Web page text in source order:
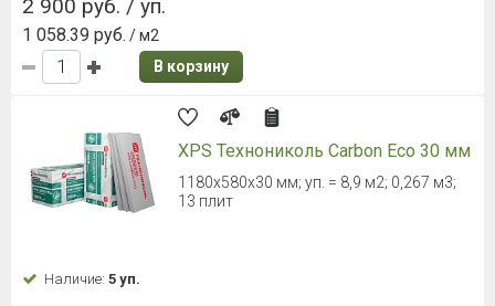
2 900 руб. / уп.
1 058.39 руб. / м2
В корзину
XPS Технониколь Carbon Eco 30 мм
1180х580х30 мм; уп. = 8,9 м2; 0,267 м3;
13 плит
Наличие: 5 уп.